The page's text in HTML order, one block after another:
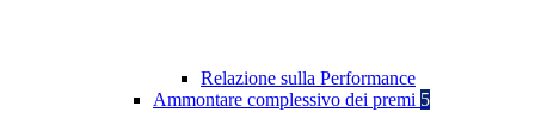
Relazione sulla Performance
Ammontare complessivo dei premi 5